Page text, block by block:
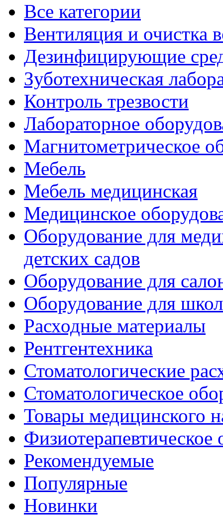
Все категории
Вентиляция и очистка
Дезинфицирующие
Зуботехническая
Контроль трезвости
Лабораторное
Магнитометрическое
Мебель
Мебель медицинская
Медицинское
Оборудование для
детских садов
Оборудование для
Оборудование для
Расходные материалы
Рентгентехника
Стоматологические
Стоматологическое
Товары медицинского
Физиотерапевтическое
Рекомендуемые
Популярные
Новинки